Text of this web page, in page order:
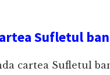
Sufletul
cartea Sufletul